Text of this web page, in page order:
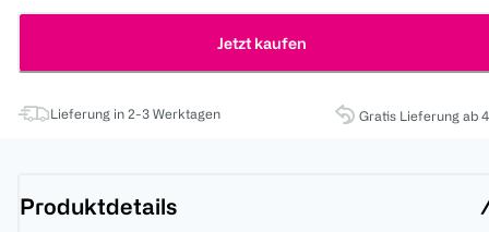
Jetzt kaufen
Lieferung in 2-3 Werktagen Gratis Lieferung ab
Produktdetails